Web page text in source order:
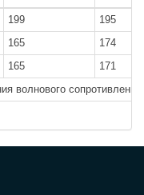
199
195
165
174
165
171
волнового